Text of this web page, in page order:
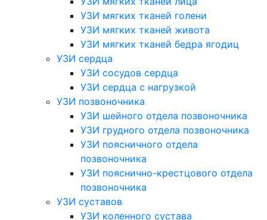
УЗИ мягких тканей голени
УЗИ мягких тканей живота
УЗИ мягких тканей бедра ягодиц
УЗИ сердца
УЗИ сосудов сердца
УЗИ сердца с нагрузкой
УЗИ позвоночника
УЗИ шейного отдела позвоночника
УЗИ грудного отдела позвоночника
УЗИ поясничного отдела
позвоночника
УЗИ пояснично-крестцового отдела
позвоночника
УЗИ суставов
УЗИ коленного сустава